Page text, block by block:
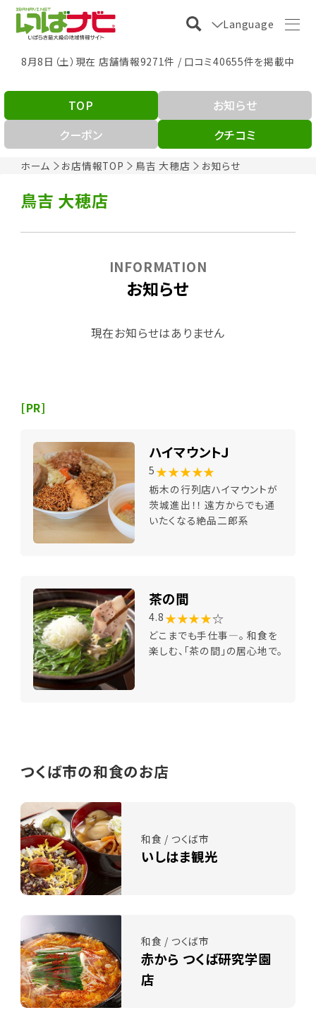
Language
8月8日（土）現在 店舗情報9271件 / 口コミ40655件を掲載中
ホーム お店情報TOP 鳥吉 大穂店 お知らせ
TOP
お知らせ
クーポン
クチコミ
鳥吉 大穂店
お知らせ
INFORMATION
現在お知らせはありません
[PR]
ハイマウントＪ
5 ★★★★★
栃木の行列店ハイマウントが
茨城進出！！ 遠方からでも通
いたくなる絶品二郎系
茶の間
4.8 ★★★★☆
どこまでも手仕事―。 和食を
楽しむ、「茶の間」の居心地で。
つくば市の和食のお店
和食 / つくば市
いしはま観光
和食 / つくば市
赤から つくば研究学園
店